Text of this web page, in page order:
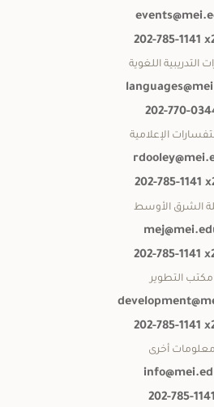
202-785-1141
التدريبية اللغوية
202-770-
الإعلامية
202-785-1141
الشرق الأوسط
202-785-1141
مكتب التطوير
202-785-1141
معلومات أخرى
202-785-1141